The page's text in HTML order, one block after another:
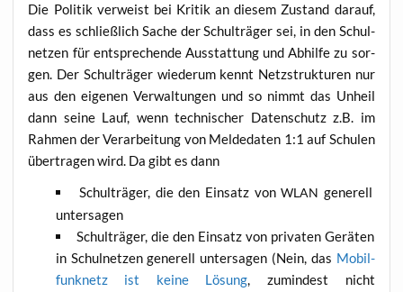
Die Poli­tik ver­weist bei Kri­tik an die­sem Zustand dar­auf,
dass es schließ­lich Sache der Schul­trä­ger sei, in den Schul­
net­zen für ent­spre­chen­de Aus­stat­tung und Abhil­fe zu sor­
gen. Der Schul­trä­ger wie­der­um kennt Netz­struk­tu­ren nur
aus den eige­nen Ver­wal­tun­gen und so nimmt das Unheil
dann sei­ne Lauf, wenn tech­ni­scher Daten­schutz z.B. im
Rah­men der Ver­ar­bei­tung von Mel­de­da­ten 1:1 auf Schu­len
über­tra­gen wird. Da gibt es dann
Schul­trä­ger, die den Ein­satz vonWLAN gene­rell
untersagen
Schul­trä­ger, die den Ein­satz von pri­va­ten Gerä­ten
in Schul­net­zen gene­rell unter­sa­gen (Nein, das Mobil­
funk­netz ist kei­ne Lösung, zumin­dest nicht